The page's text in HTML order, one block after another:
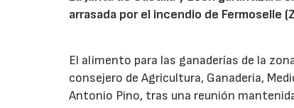
arrasada por el incendio de Fermoselle
El alimento para las ganaderías de la
consejero de Agricultura, Ganadería,
Antonio Pino, tras una reunión